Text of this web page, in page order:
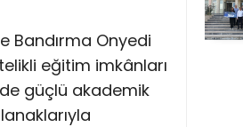
Bandırma Onyedi
eğitim imkânları
güçlü akademik